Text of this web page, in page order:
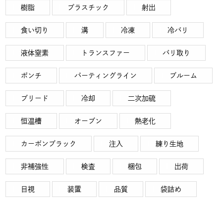
樹脂 プラスチック 射出
食い切り 溝 冷凍 冷バリ
液体窒素 トランスファー バリ取り
ポンチ パーティングライン ブルーム
ブリード 冷却 二次加硫
恒温槽 オーブン 熱老化
カーボンブラック 注入 練り生地
非補強性 検査 梱包 出荷
目視 装置 品質 袋詰め